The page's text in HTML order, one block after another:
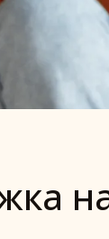
20% від